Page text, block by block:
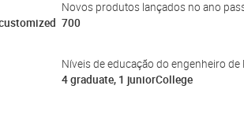
Novos produtos lançados no ano
700
Níveis de educação do engenheiro de
4 graduate, 1 juniorCollege